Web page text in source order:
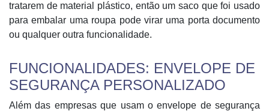
tratarem de material plástico, então um saco que foi usado
para embalar uma roupa pode virar uma porta documento
ou qualquer outra funcionalidade.
FUNCIONALIDADES: ENVELOPE DE
SEGURANÇA PERSONALIZADO
Além das empresas que usam o envelope de segurança